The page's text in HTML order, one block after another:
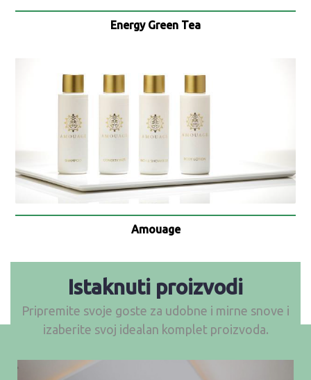
Energy Green Tea
Amouage
Istaknuti proizvodi
Pripremite svoje goste za udobne i mirne snove i
izaberite svoj idealan komplet proizvoda.